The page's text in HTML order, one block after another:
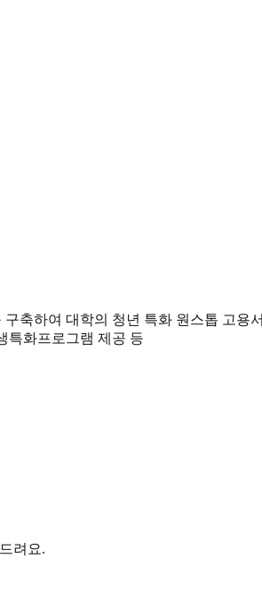
축하여 대학의 청년 특화 원스톱 고
특화프로그램 제공 등
려요.